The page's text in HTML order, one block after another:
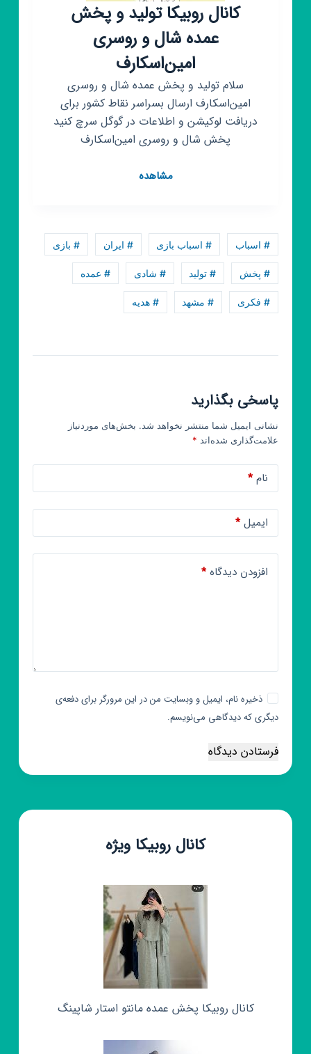
کانال روبیکا تولید و پخش
عمده شال و روسری
امین‌اسکارف
سلام تولید و پخش عمده شال و روسری
امین‌اسکارف ارسال بسراسر نقاط کشور برای
دریافت لوکیشن و اطلاعات در گوگل سرچ کنید
پخش شال و روسری امین‌اسکارف
مشاهدهکانال
پخش
عمده
شال
و
روسری
# اسباب # اسباب بازی # ایران # بازی
# پخش # تولید # شادی # عمده
# فکری # مشهد # هدیه
پاسخی بگذارید
نشانی ایمیل شما منتشر نخواهد شد. بخش‌های موردنیاز
علامت‌گذاری شده‌اند *
نام*
ایمیل*
افزودن دیدگاه*
ذخیره نام، ایمیل و وبسایت من در این مرورگر برای دفعه‌ی
دیگری که دیدگاهی می‌نویسم.
فرستادن دیدگاه
کانال روبیکا ویژه
کانال روبیکا پخش عمده مانتو استار شاپینگ